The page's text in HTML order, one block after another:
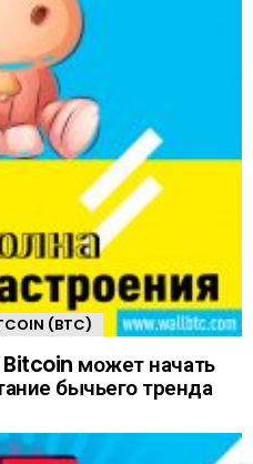
(BTC)
может начать
бычьего тренда